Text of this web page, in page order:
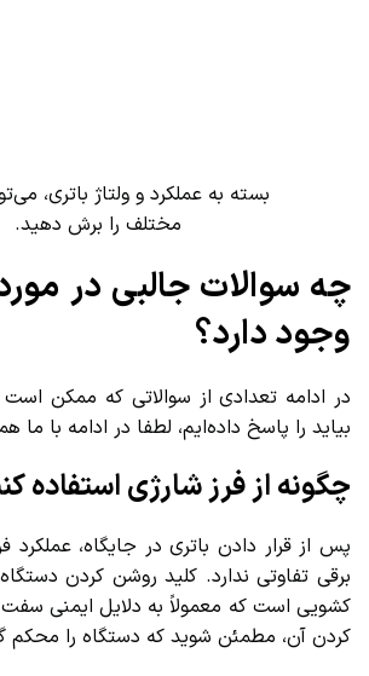
بسته به عملکرد و ولتاژ باتری،
مختلف را برش دهید.
چه سوالات جالبی در
وجود دارد؟
در ادامه تعدادی از سوالاتی که ممکن
بیاید را پاسخ داده‌ایم، لطفا در ادامه با ما
چگونه از فرز شارژی استفاده
پس از قرار دادن باتری در جایگاه، عملکرد
برقی تفاوتی ندارد. کلید روشن کردن
کشویی است که معمولاً به دلایل ایمنی
کردن آن، مطمئن شوید که دستگاه را محکم